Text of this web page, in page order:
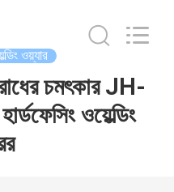
ওয়্যার
চমৎকার JH-
ওয়েল্ডিং